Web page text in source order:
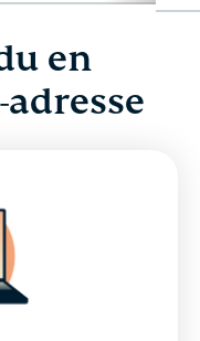
server?
VPN til
dine enheder
en